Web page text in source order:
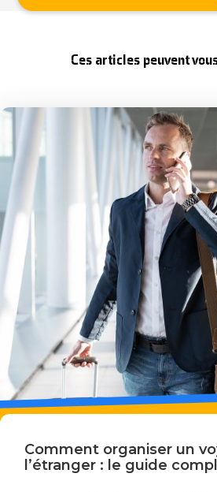
Ces articles peuvent
Comment organiser un
l’étranger : le guide